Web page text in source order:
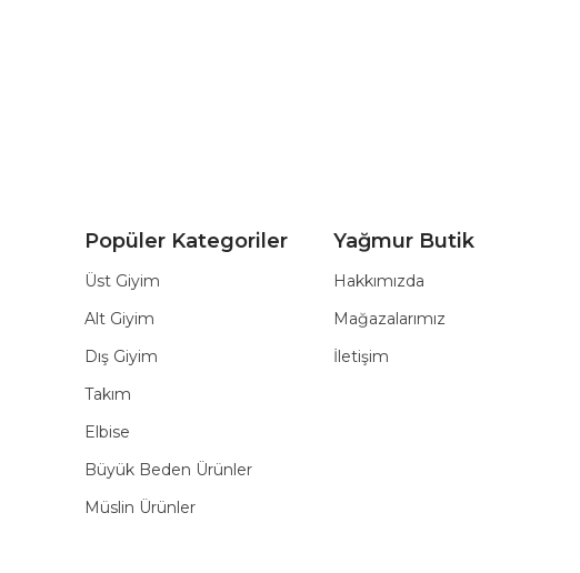
Popüler Kategoriler
Üst Giyim
Alt Giyim
Dış Giyim
Takım
Elbise
Büyük Beden Ürünler
Müslin Ürünler
Yağmur Butik
Hakkımızda
Mağazalarımız
İletişim